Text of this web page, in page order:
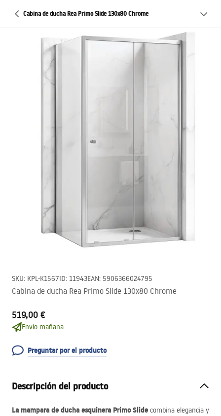
Cabina de ducha Rea Primo Slide 130x80 Chrome
SKU: KPL-K1567ID: 11943EAN: 5906366024795
Cabina de ducha Rea Primo Slide 130x80 Chrome
519,00 €
Envío mañana.
Preguntar por el producto
Descripción del producto
La mampara de ducha esquinera Primo Slide combina elegancia y